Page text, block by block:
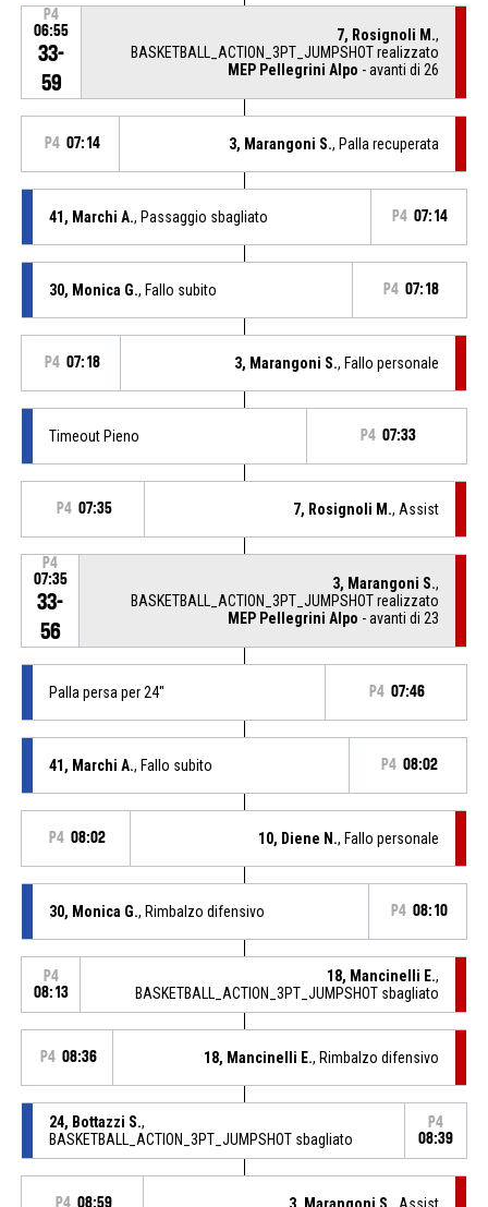
P4
06:55
33-
59
7, Rosignoli M.,
BASKETBALL_ACTION_3PT_JUMPSHOT realizzato
MEP Pellegrini Alpo - avanti di 26
P4 07:14 3, Marangoni S., Palla recuperata
41, Marchi A., Passaggio sbagliato P4 07:14
30, Monica G., Fallo subito P4 07:18
P4 07:18 3, Marangoni S., Fallo personale
Timeout Pieno P4 07:33
P4 07:35 7, Rosignoli M., Assist
P4
07:35
33-
56
3, Marangoni S.,
BASKETBALL_ACTION_3PT_JUMPSHOT realizzato
MEP Pellegrini Alpo - avanti di 23
Palla persa per 24'' P4 07:46
41, Marchi A., Fallo subito P4 08:02
P4 08:02 10, Diene N., Fallo personale
30, Monica G., Rimbalzo difensivo P4 08:10
P4
08:13
18, Mancinelli E.,
BASKETBALL_ACTION_3PT_JUMPSHOT sbagliato
P4 08:36 18, Mancinelli E., Rimbalzo difensivo
24, Bottazzi S.,
BASKETBALL_ACTION_3PT_JUMPSHOT sbagliato
P4
08:39
P4 08:59 3, Marangoni S. , Assist